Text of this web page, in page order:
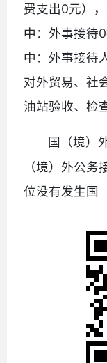
费支出0元）
中：外事接待
中：外事接待
对外贸易、社
油站验收、检
国（境）
（境）外公
位没有发生国